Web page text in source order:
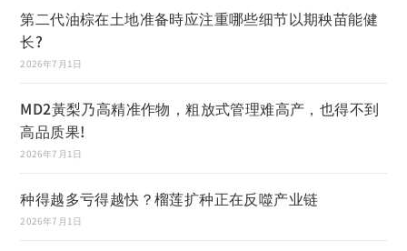
第二代油棕在土地准备時应注重哪些细节以期秧苗能健
长?
2026年7月1日
MD2黃梨乃高精准作物，粗放式管理难高产，也得不到
高品质果!
2026年7月1日
种得越多亏得越快？榴莲扩种正在反噬产业链
2026年7月1日